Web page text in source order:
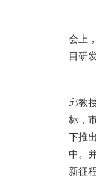
会上
目研
邱教
标，
下推
中。
新征